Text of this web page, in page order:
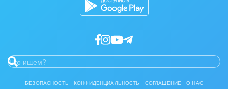
БЕЗОПАСНОСТЬ КОНФИДЕНЦИАЛЬНОСТЬ СОГЛАШЕНИЕ
О НАС